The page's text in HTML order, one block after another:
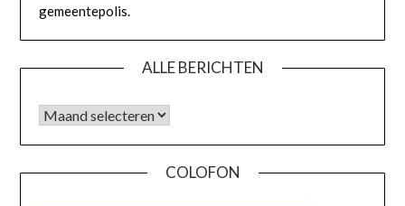
gemeentepolis.
ALLE BERICHTEN
COLOFON